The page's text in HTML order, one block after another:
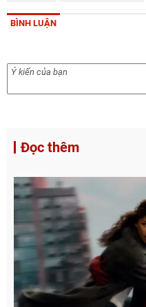
BÌNH LUẬN
Đọc thêm